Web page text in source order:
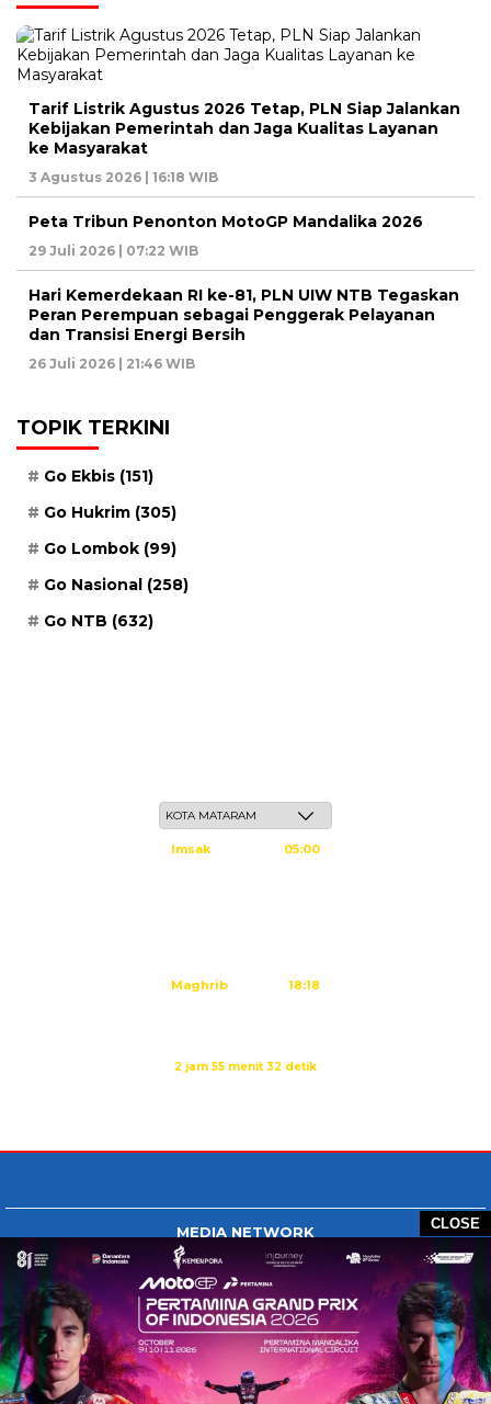
CLOSE
Tarif Listrik Agustus 2026 Tetap, PLN Siap Jalankan
Kebijakan Pemerintah dan Jaga Kualitas Layanan
ke Masyarakat
3 Agustus 2026 | 16:18 WIB
Peta Tribun Penonton MotoGP Mandalika 2026
29 Juli 2026 | 07:22 WIB
Hari Kemerdekaan RI ke-81, PLN UIW NTB Tegaskan
Peran Perempuan sebagai Penggerak Pelayanan
dan Transisi Energi Bersih
26 Juli 2026 | 21:46 WIB
TOPIK TERKINI
Go Ekbis (151)
Go Hukrim (305)
Go Lombok (99)
Go Nasional (258)
Go NTB (632)
Imsak 05:00
Maghrib 18:18
2 jam 55 menit 32 detik
MEDIA NETWORK
Tangan Berbagi
BERBAGI News
Whatsapp.com
Tiktok.com
Twitter.com Youtube.com
HOME REDAKSI
PEDOMAN MEDIA SIBER
DISCLAIMER
INFO IKLAN